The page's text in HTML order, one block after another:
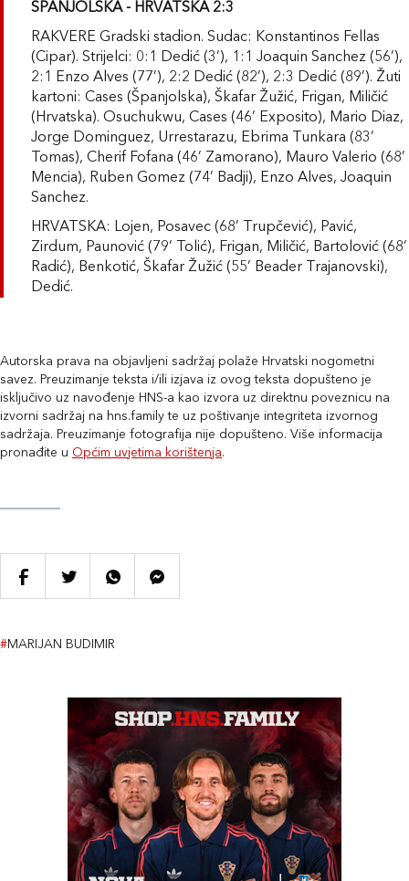
ŠPANJOLSKA - HRVATSKA 2:3
RAKVERE Gradski stadion. Sudac: Konstantinos Fellas
(Cipar). Strijelci: 0:1 Dedić (3’), 1:1 Joaquin Sanchez (56’),
2:1 Enzo Alves (77’), 2:2 Dedić (82’), 2:3 Dedić (89’). Žuti
kartoni: Cases (Španjolska), Škafar Žužić, Frigan, Miličić
(Hrvatska). Osuchukwu, Cases (46’ Exposito), Mario Diaz,
Jorge Dominguez, Urrestarazu, Ebrima Tunkara (83’
Tomas), Cherif Fofana (46’ Zamorano), Mauro Valerio (68’
Mencia), Ruben Gomez (74’ Badji), Enzo Alves, Joaquin
Sanchez.
HRVATSKA: Lojen, Posavec (68’ Trupčević), Pavić,
Zirdum, Paunović (79’ Tolić), Frigan, Miličić, Bartolović (68’
Radić), Benkotić, Škafar Žužić (55’ Beader Trajanovski),
Dedić.
Autorska prava na objavljeni sadržaj polaže Hrvatski nogometni
savez. Preuzimanje teksta i/ili izjava iz ovog teksta dopušteno je
isključivo uz navođenje HNS-a kao izvora uz direktnu poveznicu na
izvorni sadržaj na hns.family te uz poštivanje integriteta izvornog
sadržaja. Preuzimanje fotografija nije dopušteno. Više informacija
pronađite u Općim uvjetima korištenja.
#MARIJAN BUDIMIR